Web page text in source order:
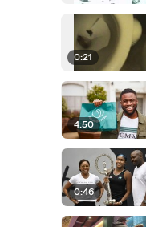
0:21
4:50
0:46